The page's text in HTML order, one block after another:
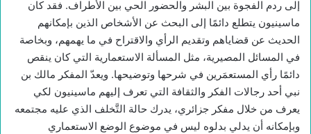
إلى ردم الفجوة بين البشر والحضور الحي بين الأطراف. فقد كان
ماسينيون يتطلع دائمًا إلى البحث عن الأشخاص الذين بإمكانهم
الحديث عن قضاياهم وتقديم الرأي والاقتراح في ما يهمهم، وبخاصة
في المسائل المصيرية، مثل المسألة الاستعمارية التي كان ينقص
دائمًا رأي المستعمَرين في شرحها وتوضيحها. ويعدّ المفكر مالك بن
نبي أحد رجالات الفكر والثقافة التي تعرف إليهم ماسينيون لكي
يعرف من خلال مفكر جزائري، يدرك حالة التَّخلف الذي عليه مجتمعه
وبإمكانه أن يدلي بدلوه ليس في موضوع الوضع الاستعماري